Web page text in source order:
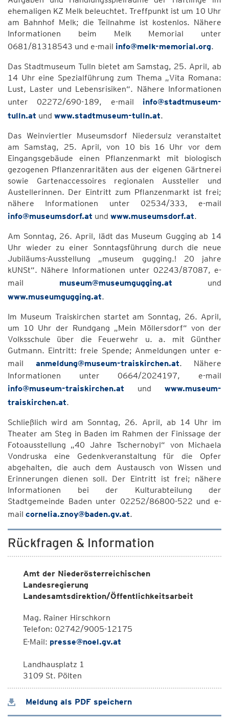
ehemaligen KZ Melk beleuchtet. Treffpunkt ist um 10 Uhr
am Bahnhof Melk; die Teilnahme ist kostenlos. Nähere
Informationen beim Melk Memorial unter
0681/81318543 und e-mail info@melk-memorial.org.
Das Stadtmuseum Tulln bietet am Samstag, 25. April, ab
14 Uhr eine Spezialführung zum Thema „Vita Romana:
Lust, Laster und Lebensrisiken“. Nähere Informationen
unter 02272/690-189, e-mail info@stadtmuseum-
tulln.at und www.stadtmuseum-tulln.at.
Das Weinviertler Museumsdorf Niedersulz veranstaltet
am Samstag, 25. April, von 10 bis 16 Uhr vor dem
Eingangsgebäude einen Pflanzenmarkt mit biologisch
gezogenen Pflanzenraritäten aus der eigenen Gärtnerei
sowie Gartenaccessoires regionalen Aussteller und
Austellerinnen. Der Eintritt zum Pflanzenmarkt ist frei;
nähere Informationen unter 02534/333, e-mail
info@museumsdorf.at und www.museumsdorf.at.
Am Sonntag, 26. April, lädt das Museum Gugging ab 14
Uhr wieder zu einer Sonntagsführung durch die neue
Jubiläums-Ausstellung „museum gugging.! 20 jahre
kUNSt“. Nähere Informationen unter 02243/87087, e-
mail museum@museumgugging.at und
www.museumgugging.at.
Im Museum Traiskirchen startet am Sonntag, 26. April,
um 10 Uhr der Rundgang „Mein Möllersdorf“ von der
Volksschule über die Feuerwehr u. a. mit Günther
Gutmann. Eintritt: freie Spende; Anmeldungen unter e-
mail anmeldung@museum-traiskirchen.at. Nähere
Informationen unter 0664/2024197, e-mail
info@museum-traiskirchen.at und www.museum-
traiskirchen.at.
Schließlich wird am Sonntag, 26. April, ab 14 Uhr im
Theater am Steg in Baden im Rahmen der Finissage der
Fotoausstellung „40 Jahre Tschernobyl“ von Michaela
Vondruska eine Gedenkveranstaltung für die Opfer
abgehalten, die auch dem Austausch von Wissen und
Erinnerungen dienen soll. Der Eintritt ist frei; nähere
Informationen bei der Kulturabteilung der
Stadtgemeinde Baden unter 02252/86800-522 und e-
mail cornelia.znoy@baden.gv.at.
Rückfragen & Information
Amt der Niederösterreichischen
Landesregierung
Landesamtsdirektion/Öffentlichkeitsarbeit
Mag. Rainer Hirschkorn
Telefon: 02742/9005-12175
E-Mail: presse@noel.gv.at
Landhausplatz 1
3109 St. Pölten
Meldung als PDF speichern